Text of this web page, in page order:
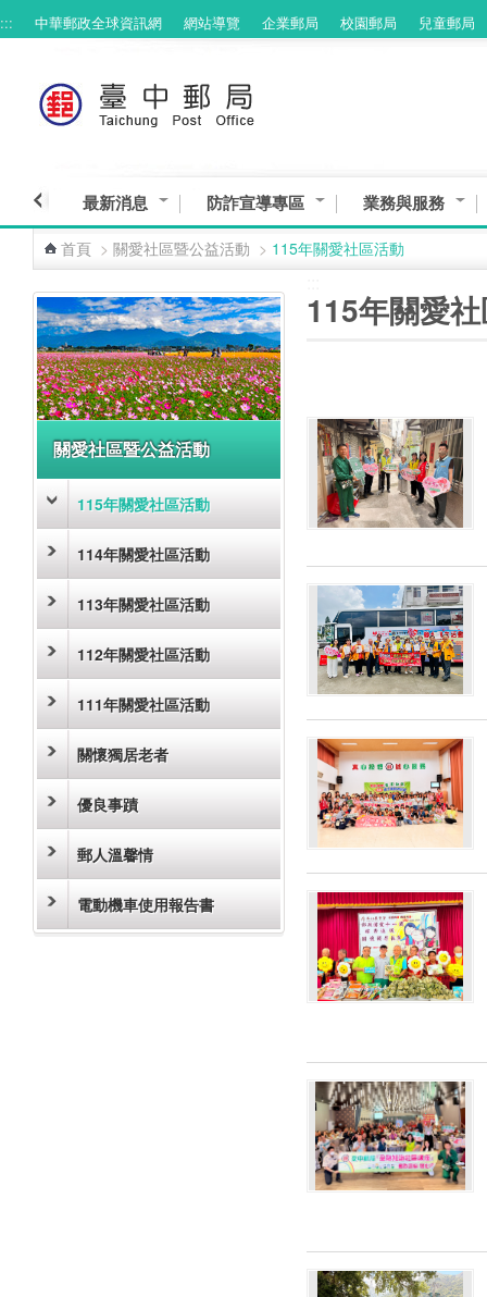
跳到主要內容區塊
::: 中華郵政全球資訊網 網站導覽 企業郵局 校園郵局 兒童郵局
最新消息 防詐宣導專區 業務與服務
首頁 > 關愛社區暨公益活動 > 115年關愛社區活動
關愛社區暨公益活動
115年關愛社區活動
114年關愛社區活動
113年關愛社區活動
112年關愛社區活動
111年關愛社區活動
關懷獨居老者
優良事蹟
郵人溫馨情
電動機車使用報告書
115年關愛